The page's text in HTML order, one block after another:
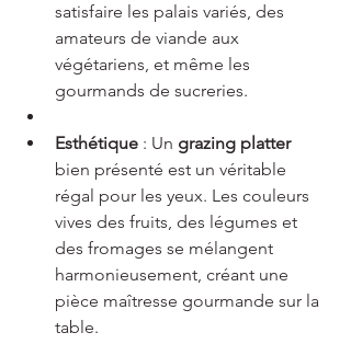
satisfaire les palais variés, des
amateurs de viande aux
végétariens, et même les
gourmands de sucreries.
Esthétique : Un grazing platter
bien présenté est un véritable
régal pour les yeux. Les couleurs
vives des fruits, des légumes et
des fromages se mélangent
harmonieusement, créant une
pièce maîtresse gourmande sur la
table.